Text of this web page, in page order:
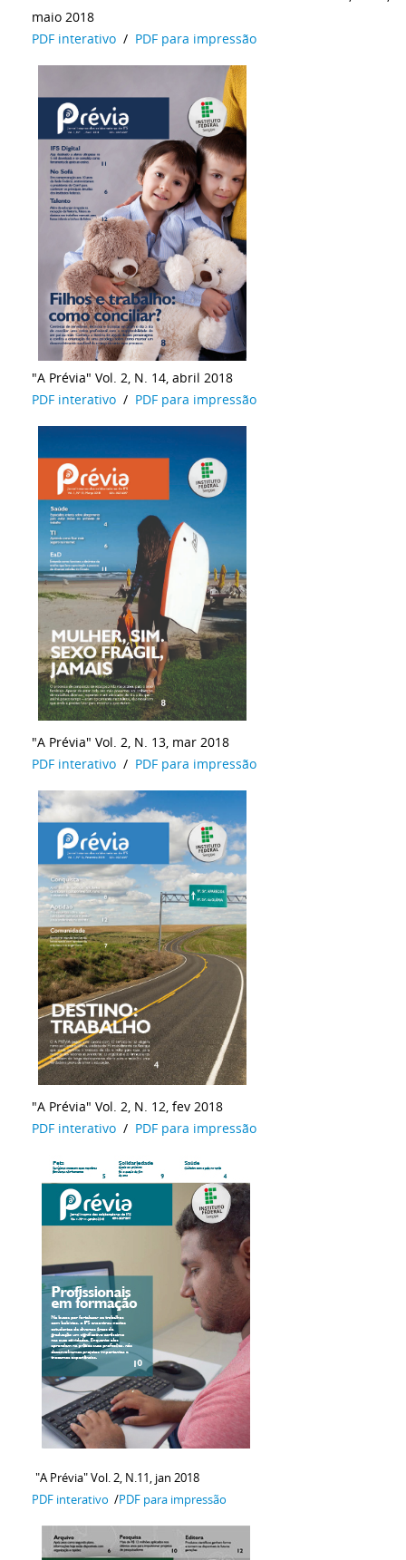
maio 2018
PDF interativo / PDF para impressão
"A Prévia" Vol. 2, N. 14, abril 2018
PDF interativo / PDF para impressão
"A Prévia" Vol. 2, N. 13, mar 2018
PDF interativo / PDF para impressão
"A Prévia" Vol. 2, N. 12, fev 2018
PDF interativo / PDF para impressão
"A Prévia" Vol. 2, N.11, jan 2018
PDF interativo /PDF para impressão